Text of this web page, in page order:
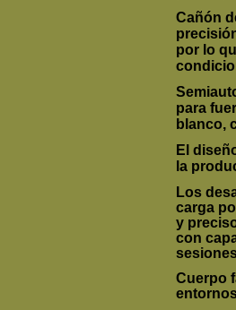
Cañón
por lo
S
para
blanco,
El
la
Los
carga
y
con
Cuerpo